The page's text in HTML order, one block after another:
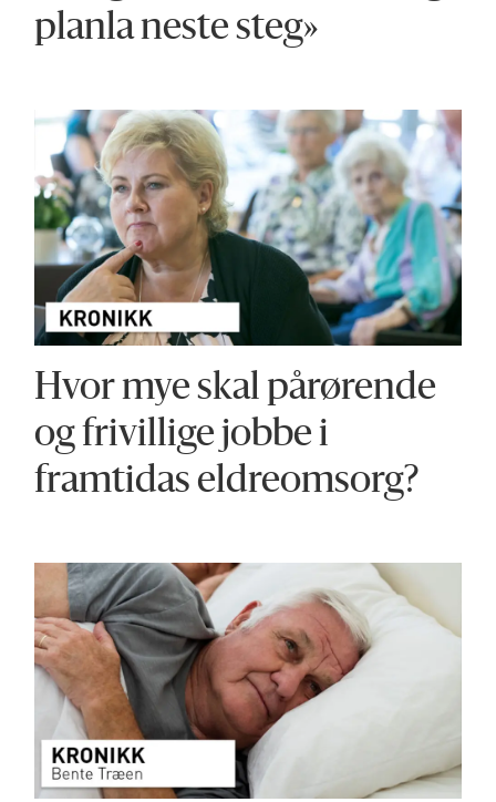
planla neste steg»
Hvor mye skal pårørende
og frivillige jobbe i
framtidas eldreomsorg?